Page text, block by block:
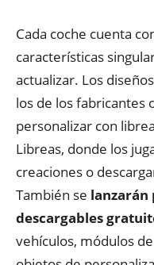
Cada coche cuenta
características
actualizar. Los
los de los fabricantes
personalizar con
Libreas, donde los
creaciones o
También se
descargables
vehículos, módulos